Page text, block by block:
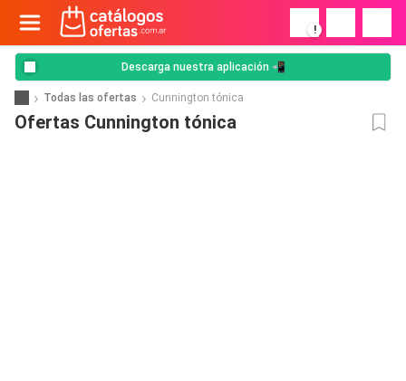
!
Descarga nuestra aplicación 📲
Todas las ofertas Cunnington tónica
Ofertas Cunnington tónica